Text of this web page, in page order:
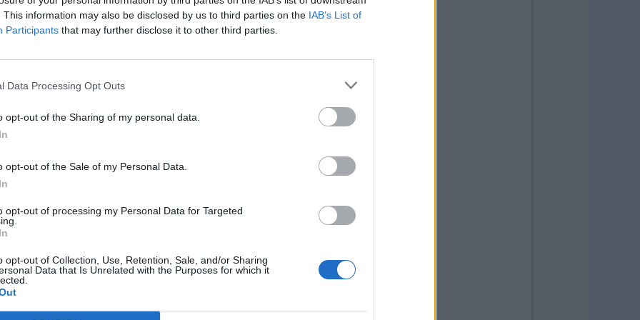
This information may also be disclosed by us to third parties on the IAB’s List of
Participants that may further disclose it to other third parties.
Data Processing Opt Outs
opt-out of the Sharing of my personal data.
opt-out of the Sale of my Personal Data.
opt-out of processing my Personal Data for Targeted
opt-out of Collection, Use, Retention, Sale, and/or Sharing
Data that Is Unrelated with the Purposes for which it
Cremonese
Ampadu, Kiwior, Nikolaou; Holm,
Nzola. All. Gotti
Sernicola, Bianchetti, Lochoshvili,
Meité; Zanimacchia; Dessers. All. Alvini
in TV
ore 15.00.
Spezia-Cremonese sarà visibile in
generazione compatibili e, sempre tramite